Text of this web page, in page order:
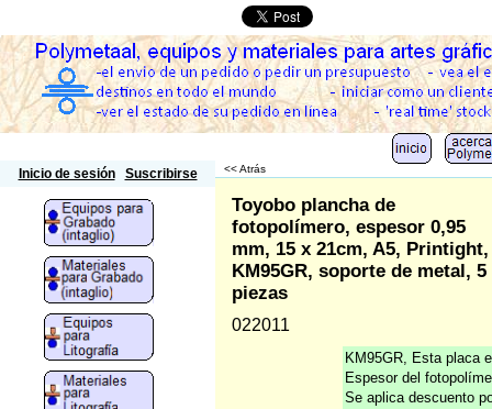
Inicio de sesión Suscribirse << Atrás
Toyobo plancha de
fotopolímero, espesor 0,95
mm, 15 x 21cm, A5, Printight,
KM95GR, soporte de metal, 5
piezas
022011
KM95GR, Esta placa
Espesor del
Se aplica descuento